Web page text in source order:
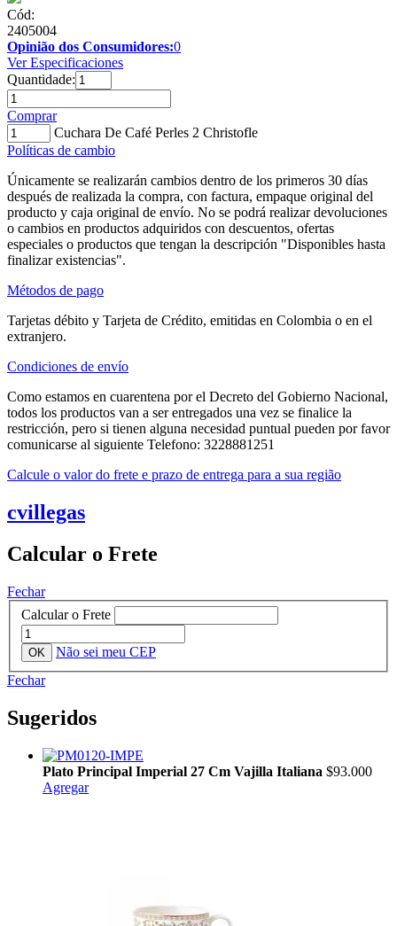
Cód:
2405004
Opinião dos Consumidores:0
Ver Especificaciones
Quantidade:
Comprar
Cuchara De Café Perles 2 Christofle
Políticas de cambio
Únicamente se realizarán cambios dentro de los primeros 30 días
después de realizada la compra, con factura, empaque original del
producto y caja original de envío. No se podrá realizar devoluciones
o cambios en productos adquiridos con descuentos, ofertas
especiales o productos que tengan la descripción "Disponibles hasta
finalizar existencias".
Métodos de pago
Tarjetas débito y Tarjeta de Crédito, emitidas en Colombia o en el
extranjero.
Condiciones de envío
Como estamos en cuarentena por el Decreto del Gobierno Nacional,
todos los productos van a ser entregados una vez se finalice la
restricción, pero si tienen alguna necesidad puntual pueden por favor
comunicarse al siguiente Telefono: 3228881251
Calcule o valor do frete e prazo de entrega para a sua região
cvillegas
Calcular o Frete
Fechar
Calcular o Frete
Não sei meu CEP
Fechar
Sugeridos
Plato Principal Imperial 27 Cm Vajilla Italiana $93.000
Agregar